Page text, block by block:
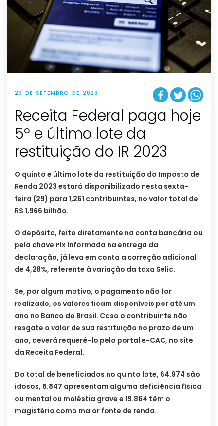
29 DE SETEMBRO DE 2023
Receita Federal paga hoje
5º e último lote da
restituição do IR 2023
O quinto e último lote da restituição do Imposto de
Renda 2023 estará disponibilizado nesta sexta-
feira (29) para 1,261 contribuintes, no valor total de
R$ 1,966 bilhão.
O depósito, feito diretamente na conta bancária ou
pela chave Pix informada na entrega da
declaração, já leva em conta a correção adicional
de 4,28%, referente à variação da taxa Selic.
Se, por algum motivo, o pagamento não for
realizado, os valores ficam disponíveis por até um
ano no Banco do Brasil. Caso o contribuinte não
resgate o valor de sua restituição no prazo de um
ano, deverá requerê-lo pelo portal e-CAC, no site
da Receita Federal.
Do total de beneficiados no quinto lote, 64.974 são
idosos, 6.847 apresentam alguma deficiência física
ou mental ou moléstia grave e 19.864 têm o
magistério como maior fonte de renda.